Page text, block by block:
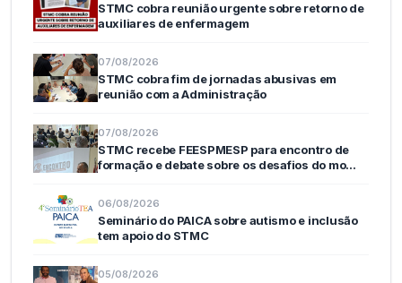
STMC cobra reunião urgente sobre retorno de
auxiliares de enfermagem
07/08/2026
STMC cobra fim de jornadas abusivas em
reunião com a Administração
07/08/2026
STMC recebe FEESPMESP para encontro de
formação e debate sobre os desafios do mo…
06/08/2026
Seminário do PAICA sobre autismo e inclusão
tem apoio do STMC
05/08/2026